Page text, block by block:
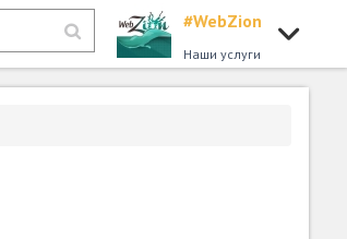
#WebZion
Наши услуги